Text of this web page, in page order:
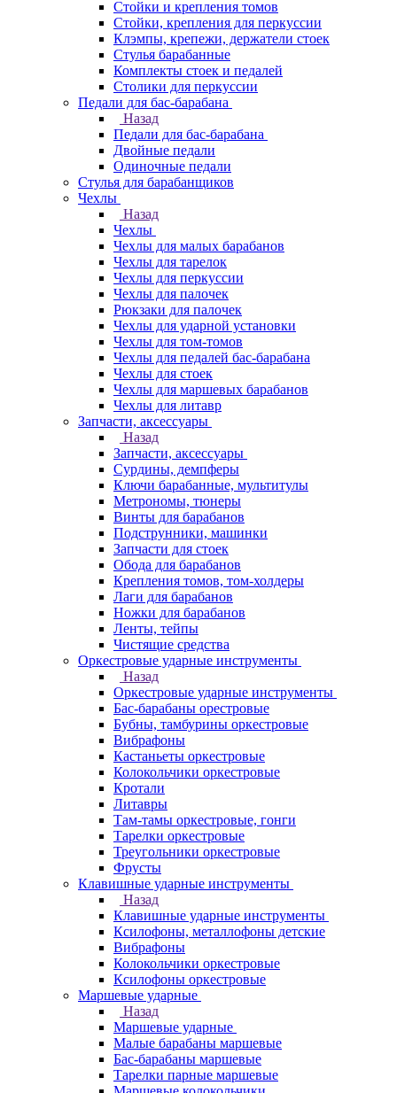
Стойки и крепления томов
Стойки, крепления для перкуссии
Клэмпы, крепежи, держатели стоек
Стулья барабанные
Комплекты стоек и педалей
Столики для перкуссии
Педали для бас-барабана
Назад
Педали для бас-барабана
Двойные педали
Одиночные педали
Стулья для барабанщиков
Чехлы
Назад
Чехлы
Чехлы для малых барабанов
Чехлы для тарелок
Чехлы для перкуссии
Чехлы для палочек
Рюкзаки для палочек
Чехлы для ударной установки
Чехлы для том-томов
Чехлы для педалей бас-барабана
Чехлы для стоек
Чехлы для маршевых барабанов
Чехлы для литавр
Запчасти, аксессуары
Назад
Запчасти, аксессуары
Сурдины, демпферы
Ключи барабанные, мультитулы
Метрономы, тюнеры
Винты для барабанов
Подструнники, машинки
Запчасти для стоек
Обода для барабанов
Крепления томов, том-холдеры
Лаги для барабанов
Ножки для барабанов
Ленты, тейпы
Чистящие средства
Оркестровые ударные инструменты
Назад
Оркестровые ударные инструменты
Бас-барабаны орестровые
Бубны, тамбурины оркестровые
Вибрафоны
Кастаньеты оркестровые
Колокольчики оркестровые
Кротали
Литавры
Там-тамы оркестровые, гонги
Тарелки оркестровые
Треугольники оркестровые
Фрусты
Клавишные ударные инструменты
Назад
Клавишные ударные инструменты
Ксилофоны, металлофоны детские
Вибрафоны
Колокольчики оркестровые
Ксилофоны оркестровые
Маршевые ударные
Назад
Маршевые ударные
Малые барабаны маршевые
Бас-барабаны маршевые
Тарелки парные маршевые